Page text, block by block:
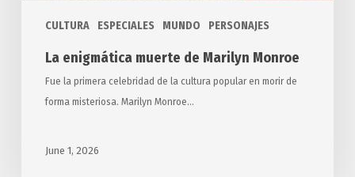
CULTURA ESPECIALES MUNDO PERSONAJES
La enigmática muerte de Marilyn Monroe
Fue la primera celebridad de la cultura popular en morir de
forma misteriosa. Marilyn Monroe…
June 1, 2026